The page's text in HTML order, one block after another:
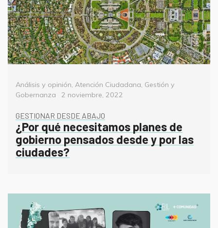
Categorías
Análisis y opinión, Atención Ciudadana, Gestión y
Gobernanza
Posted
2 noviembre, 2022
GESTIONAR DESDE ABAJO
¿Por qué necesitamos planes de
gobierno pensados desde y por las
ciudades?